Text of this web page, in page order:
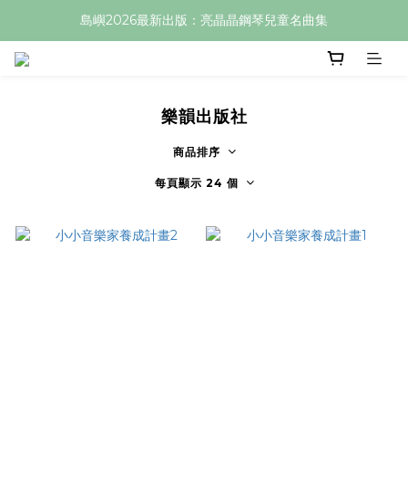
島嶼2026最新出版：亮晶晶鋼琴兒童名曲集
樂韻出版社
商品排序
每頁顯示 24 個